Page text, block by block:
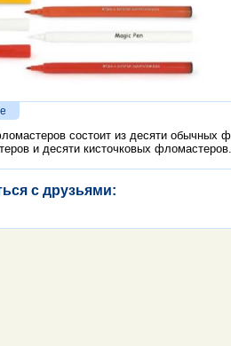
состоит из десяти обычных
и десяти кисточковых фломастеров.
с друзьями: